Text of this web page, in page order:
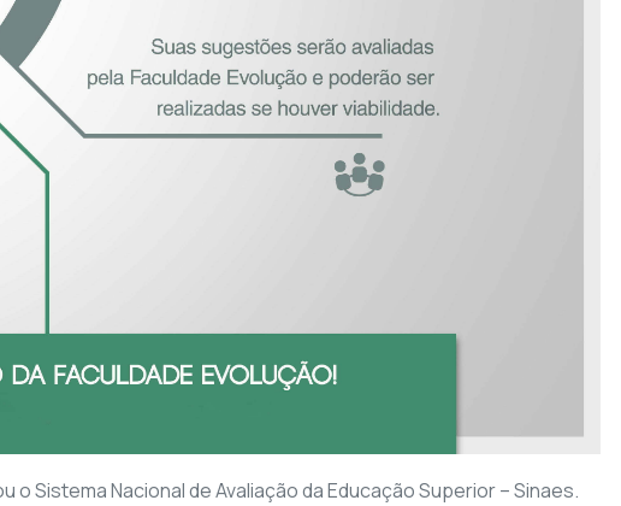
Sistema Nacional de Avaliação da Educação Superior – Sinaes.